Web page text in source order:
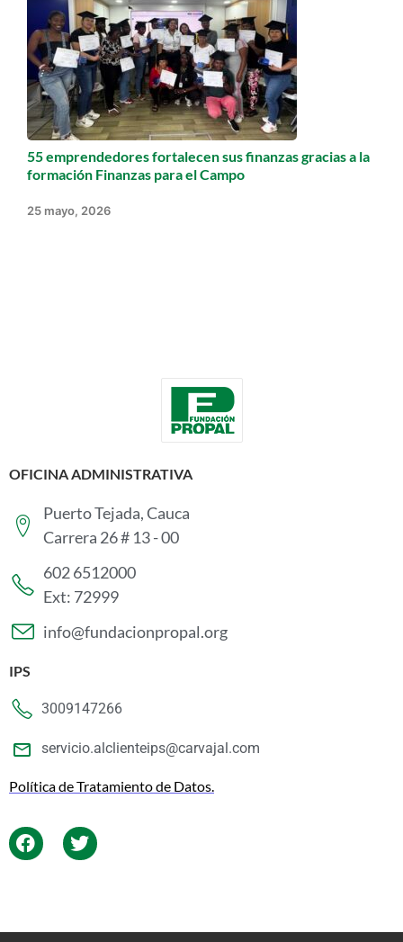
55 emprendedores fortalecen sus finanzas gracias a la
formación Finanzas para el Campo
25 mayo, 2026
OFICINA ADMINISTRATIVA
Puerto Tejada, Cauca
Carrera 26 # 13 - 00
602 6512000
Ext: 72999
info@fundacionpropal.org
IPS
3009147266
servicio.alclienteips@carvajal.com
Política de Tratamiento de Datos.